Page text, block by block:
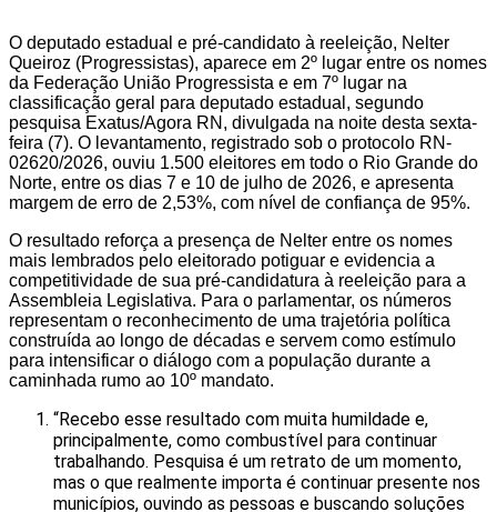
O deputado estadual e pré-candidato à reeleição, Nelter
Queiroz (Progressistas), aparece em 2º lugar entre os nomes
da Federação União Progressista e em 7º lugar na
classificação geral para deputado estadual, segundo
pesquisa Exatus/Agora RN, divulgada na noite desta sexta-
feira (7). O levantamento, registrado sob o protocolo RN-
02620/2026, ouviu 1.500 eleitores em todo o Rio Grande do
Norte, entre os dias 7 e 10 de julho de 2026, e apresenta
margem de erro de 2,53%, com nível de confiança de 95%.
O resultado reforça a presença de Nelter entre os nomes
mais lembrados pelo eleitorado potiguar e evidencia a
competitividade de sua pré-candidatura à reeleição para a
Assembleia Legislativa. Para o parlamentar, os números
representam o reconhecimento de uma trajetória política
construída ao longo de décadas e servem como estímulo
para intensificar o diálogo com a população durante a
caminhada rumo ao 10º mandato.
“Recebo esse resultado com muita humildade e,
principalmente, como combustível para continuar
trabalhando. Pesquisa é um retrato de um momento,
mas o que realmente importa é continuar presente nos
municípios, ouvindo as pessoas e buscando soluções